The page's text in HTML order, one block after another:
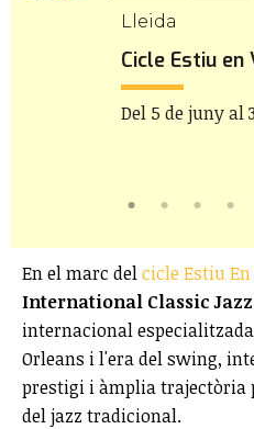
Lleida
Cicle Estiu en
Del 5 de juny al
En el marc delcicle Estiu
International Classic
internacional
Orleans i l'era del swing,
prestigi i àmplia trajectòria
del jazz tradicional.